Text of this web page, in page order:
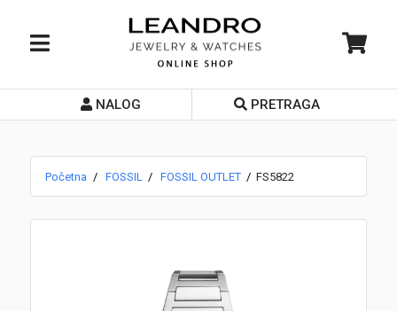
Početna
Prodavnice
NALOG PRETRAGA
Početna FOSSIL FOSSIL OUTLET FS5822